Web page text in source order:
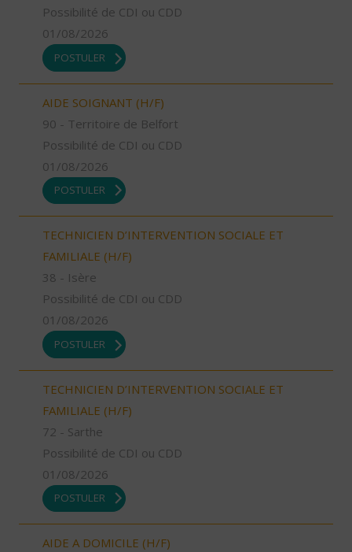
Possibilité de CDI ou CDD
01/08/2026
POSTULER
AIDE SOIGNANT (H/F)
90 - Territoire de Belfort
Possibilité de CDI ou CDD
01/08/2026
POSTULER
TECHNICIEN D’INTERVENTION SOCIALE ET
FAMILIALE (H/F)
38 - Isère
Possibilité de CDI ou CDD
01/08/2026
POSTULER
TECHNICIEN D’INTERVENTION SOCIALE ET
FAMILIALE (H/F)
72 - Sarthe
Possibilité de CDI ou CDD
01/08/2026
POSTULER
AIDE A DOMICILE (H/F)